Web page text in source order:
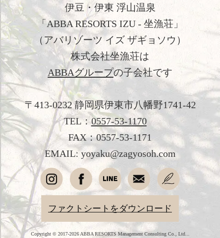
伊豆・伊東 浮山温泉
「ABBA RESORTS IZU - 坐漁荘」
（アバリゾーツ イズ ザギョソウ）
株式会社坐漁荘は
ABBAグループの子会社です
〒413-0232 静岡県伊東市八幡野1741-42
TEL：0557-53-1170
FAX：0557-53-1171
EMAIL: yoyaku@zagyosoh.com
ファクトシートをダウンロード
Copyright © 2017-2026 ABBA RESORTS Management Consulting Co., Ltd...
新着情報
日本文化体験
観光のご案内
フォトギャラリー
おすすめ宿泊プラン
お問い合わせ
よくあるご質問
プライバシーポリシー
会社概要